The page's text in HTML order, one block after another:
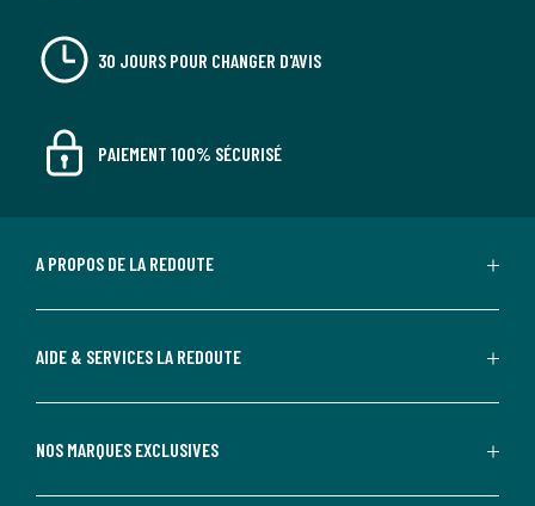
30 JOURS POUR CHANGER D'AVIS
PAIEMENT 100% SÉCURISÉ
A PROPOS DE LA REDOUTE
AIDE & SERVICES LA REDOUTE
NOS MARQUES EXCLUSIVES